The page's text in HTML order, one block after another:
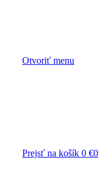
Otvoriť menu
Prejsť na košík 0 €0